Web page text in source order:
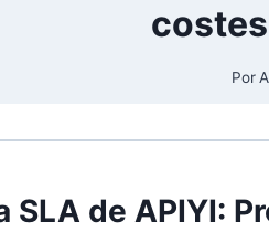
Por
SLA de APIYI: